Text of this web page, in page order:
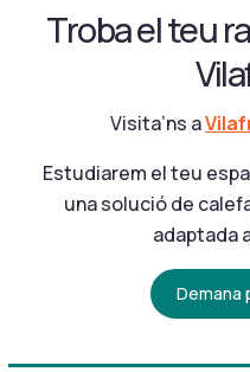
Troba el teu
Visita’ns a
Estudiarem el teu
una solució de
adaptada
Demana